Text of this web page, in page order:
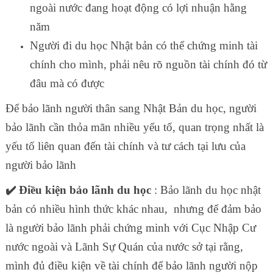
ngoài nước đang hoạt động có lợi nhuận hằng
năm
Người đi du học Nhật bản có thể chứng minh tài
chính cho mình, phải nêu rõ nguồn tài chính đó từ
đâu mà có được
Để bảo lãnh người thân sang Nhật Bản du học, người
bảo lãnh cần thỏa mãn nhiều yếu tố, quan trọng nhất là
yếu tố liên quan đến tài chính và tư cách tại lưu của
người bảo lãnh
✔️ Điều kiện bảo lãnh du học: Bảo lãnh du học nhật
bản có nhiều hình thức khác nhau, nhưng để đảm bảo
là người bảo lãnh phải chứng minh với Cục Nhập Cư
nước ngoài và Lãnh Sự Quán của nước sở tại rằng,
mình đủ điều kiện về tài chính để bảo lãnh người nộp